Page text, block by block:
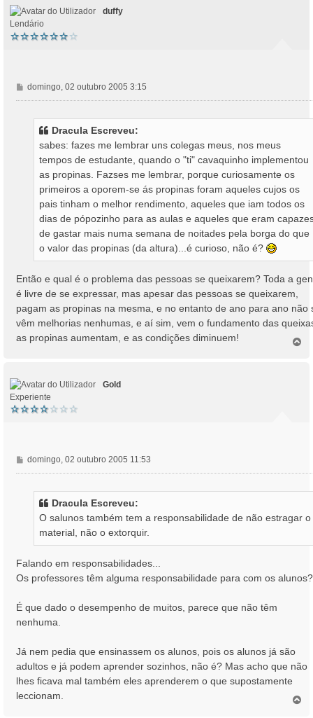
duffy
Lendário
M
e
domingo, 02 outubro 2005 3:15
Dracula Escreveu:
sabes: fazes me lembrar uns colegas meus, nos meus
tempos de estudante, quando o "ti" cavaquinho implementou
as propinas. Fazses me lembrar, porque curiosamente os
primeiros a oporem-se ás propinas foram aqueles cujos os
pais tinham o melhor rendimento, aqueles que iam todos os
dias de pópozinho para as aulas e aqueles que eram
de gastar mais numa semana de noitades pela borga do que
o valor das propinas (da altura)...é curioso, não é?
Então e qual é o problema das pessoas se queixarem? Toda a
é livre de se expressar, mas apesar das pessoas se queixarem,
pagam as propinas na mesma, e no entanto de ano para ano não
vêm melhorias nenhumas, e aí sim, vem o fundamento das
as propinas aumentam, e as condições diminuem!
Gold
Experiente
M
e
domingo, 02 outubro 2005 11:53
Dracula Escreveu:
O salunos também tem a responsabilidade de não estragar o
material, não o extorquir.
Falando em responsabilidades...
Os professores têm alguma responsabilidade para com os alunos?
É que dado o desempenho de muitos, parece que não têm
nenhuma.
Já nem pedia que ensinassem os alunos, pois os alunos já são
adultos e já podem aprender sozinhos, não é? Mas acho que não
lhes ficava mal também eles aprenderem o que supostamente
leccionam.